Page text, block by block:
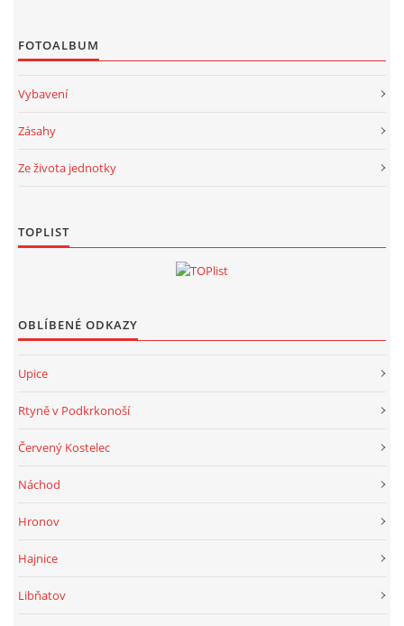
FOTOALBUM
Vybavení
Zásahy
Ze života jednotky
TOPLIST
OBLÍBENÉ ODKAZY
Upice
Rtyně v Podkrkonoší
Červený Kostelec
Náchod
Hronov
Hajnice
Libňatov